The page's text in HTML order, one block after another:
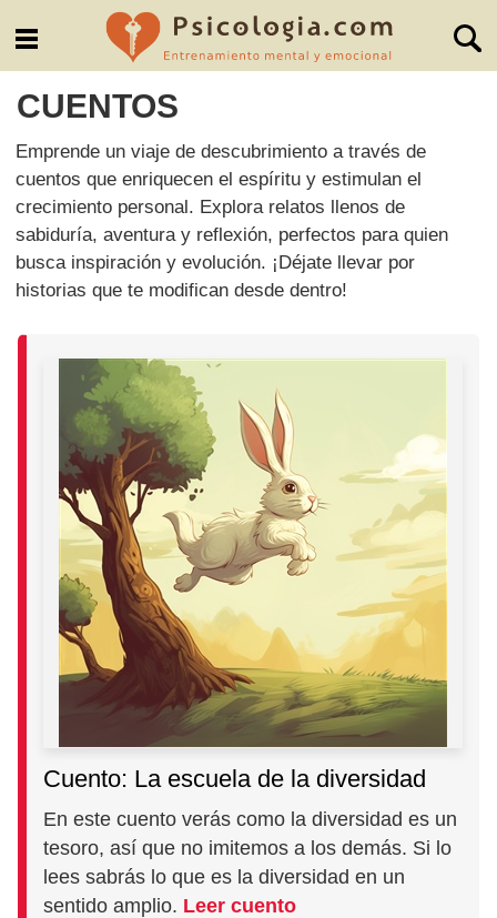
CUENTOS
Emprende un viaje de descubrimiento a través de
cuentos que enriquecen el espíritu y estimulan el
crecimiento personal. Explora relatos llenos de
sabiduría, aventura y reflexión, perfectos para quien
busca inspiración y evolución. ¡Déjate llevar por
historias que te modifican desde dentro!
Cuento: La escuela de la diversidad
En este cuento verás como la diversidad es un
tesoro, así que no imitemos a los demás. Si lo
lees sabrás lo que es la diversidad en un
sentido amplio. Leer cuento